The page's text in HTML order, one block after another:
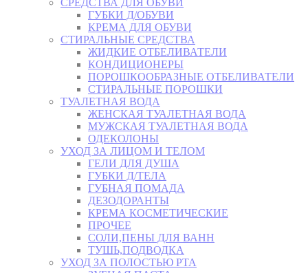
СРЕДСТВА ДЛЯ ОБУВИ
ГУБКИ Д/ОБУВИ
КРЕМА ДЛЯ ОБУВИ
СТИРАЛЬНЫЕ СРЕДСТВА
ЖИДКИЕ ОТБЕЛИВАТЕЛИ
КОНДИЦИОНЕРЫ
ПОРОШКООБРАЗНЫЕ ОТБЕЛИВАТЕЛИ
СТИРАЛЬНЫЕ ПОРОШКИ
ТУАЛЕТНАЯ ВОДА
ЖЕНСКАЯ ТУАЛЕТНАЯ ВОДА
МУЖСКАЯ ТУАЛЕТНАЯ ВОДА
ОДЕКОЛОНЫ
УХОД ЗА ЛИЦОМ И ТЕЛОМ
ГЕЛИ ДЛЯ ДУША
ГУБКИ Д/ТЕЛА
ГУБНАЯ ПОМАДА
ДЕЗОДОРАНТЫ
КРЕМА КОСМЕТИЧЕСКИЕ
ПРОЧЕЕ
СОЛИ,ПЕНЫ ДЛЯ ВАНН
ТУШЬ,ПОДВОДКА
УХОД ЗА ПОЛОСТЬЮ РТА